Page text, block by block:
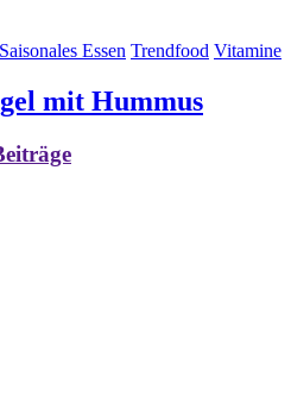
Saisonales Essen Trendfood Vitamine
mit Hummus